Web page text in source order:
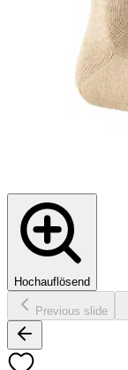
Hochauflösend
Previous slide